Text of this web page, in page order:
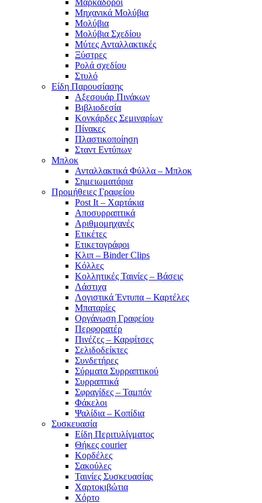
Μηχανικά Μολύβια
Μολύβια
Μολύβια Σχεδίου
Μύτες Ανταλλακτικές
Ξύστρες
Ρολά σχεδίου
Στυλό
Είδη Παρουσίασης
Αξεσουάρ Πινάκων
Βιβλιοδεσία
Κονκάρδες Σεμιναρίων
Πίνακες
Πλαστικοποίηση
Σταντ Εντύπων
Μπλοκ
Ανταλλακτικά Φύλλα – Μπλοκ
Σημειωματάρια
Προμήθειες Γραφείου
Post It – Χαρτάκια
Αποσυρραπτικά
Αριθμομηχανές
Ετικέτες
Ετικετογράφοι
Κλιπ – Binder Clips
Κόλλες
Κολλητικές Ταινίες – Βάσεις
Λάστιχα
Λογιστικά Έντυπα – Καρτέλες
Μπαταρίες
Οργάνωση Γραφείου
Περφορατέρ
Πινέζες – Καρφίτσες
Σελιδοδείκτες
Συνδετήρες
Σύρματα Συρραπτικού
Συρραπτικά
Σφραγίδες – Ταμπόν
Φάκελοι
Ψαλίδια – Κοπίδια
Συσκευασία
Είδη Περιτυλίγματος
Θήκες courier
Κορδέλες
Σακούλες
Ταινίες Συσκευασίας
Χαρτοκιβώτια
Χόρτο